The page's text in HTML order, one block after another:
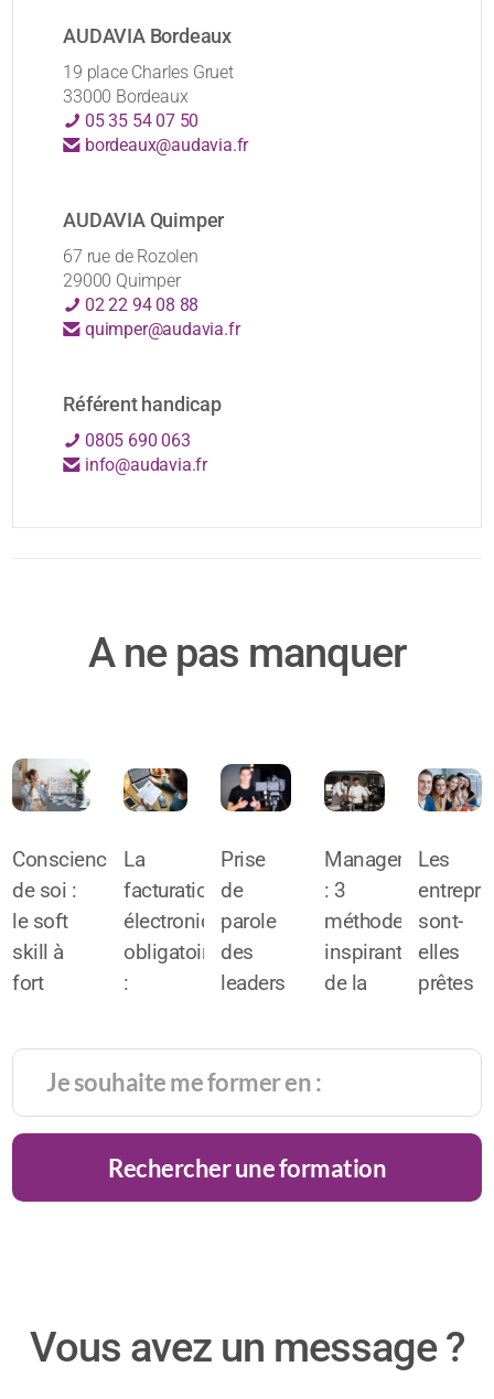
AUDAVIA Bordeaux
19 place Charles Gruet
33000 Bordeaux
05 35 54 07 50
bordeaux@audavia.fr
AUDAVIA Quimper
67 rue de Rozolen
29000 Quimper
02 22 94 08 88
quimper@audavia.fr
Référent handicap
0805 690 063
info@audavia.fr
A ne pas manquer
Conscience
de soi :
le soft
skill à
fort
de
réussite
très
prisé
recruteurs
La
facturation
électronique
obligatoire
:
du
chiffre
!
Prise
de
parole
des
leaders
caméra
:
rester
charismatique
?
Management
: 3
méthodes
inspirantes
de la
gastronomie
Les
sont-
elles
prêtes
intégrer
alpha
Rechercher une formation
Vous avez un message ?